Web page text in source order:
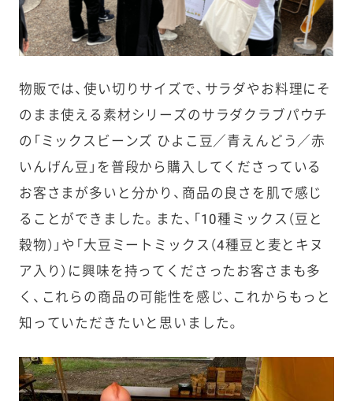
物販では、使い切りサイズで、サラダやお料理にそ
のまま使える素材シリーズのサラダクラブパウチ
の 「ミックスビーンズ ひよこ豆／青えんどう／赤
いんげん豆」 を普段から購入してくださっている
お客さまが多いと分かり、商品の良さを肌で感じ
ることができました。また、「10種ミックス（豆と
穀物）」や「大豆ミートミックス（4種豆と麦とキヌ
ア入り）に興味を持ってくださったお客さまも多
く、これらの商品の可能性を感じ、これからもっと
知っていただきたいと思いました。